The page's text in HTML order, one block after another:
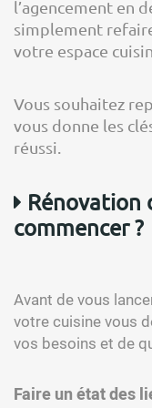
l’agencement en
simplement
votre espace
Vous souhaitez
vous donne les
réussi.
Rénovation
commencer ?
Avant de vous
votre cuisine vous
vos besoins et de
Faire un état des